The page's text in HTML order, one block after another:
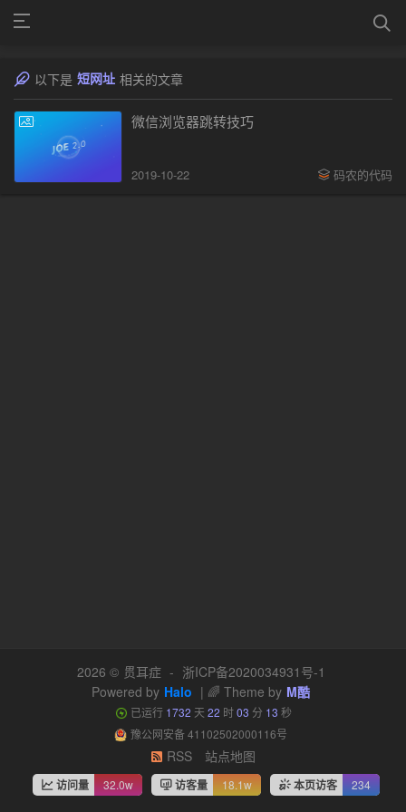
以下是 短网址 相关的文章
微信浏览器跳转技巧
2019-10-22 码农的代码
2026 © 贯耳症 - 浙ICP备2020034931号-1
Powered by Halo | 🌈 Theme by M酷
已运行 1732 天 22 时03 分 14 秒
豫公网安备 41102502000116号
RSS 站点地图
访问量 32.0w 访客量 18.1w 本页访客 234